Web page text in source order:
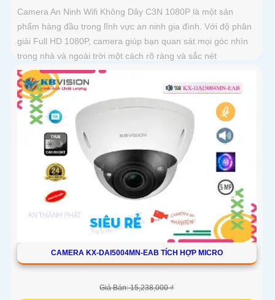
Camera An Ninh Wifi Không Dây C3N 1080P là một sản
phẩm hàng đầu trong lĩnh vực an ninh gia đình. Với độ phân
giải Full HD 1080P, camera giúp bạn quan sát mọi góc nhìn
trong nhà và ngoài trời một cách rõ ràng và sắc nét
CAMERA KX-DAI5004MN-EAB TÍCH HỢP MICRO
Giá Bán: 15,238,000 ₫